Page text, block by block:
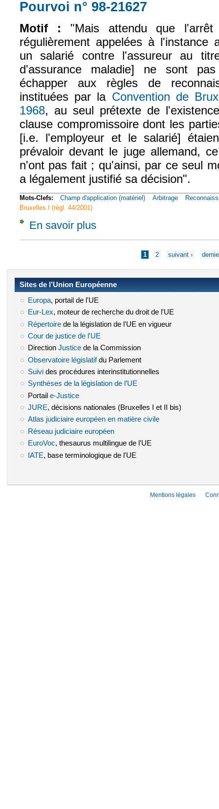
Pourvoi n° 98-21627
Motif : "Mais attendu que
régulièrement appelées à l'instance
un salarié contre l'assureur au
d'assurance maladie] ne sont
échapper aux règles de
instituées par la Convention de
1968 (le lien est externe)
, au seul prétexte de
clause compromissoire dont les
[i.e. l'employeur et le salarié]
prévaloir devant le juge allemand,
n'ont pas fait ; qu'ainsi, par ce seul
a légalement justifié sa décision".
Mots-Clefs: Champ d'application (matériel) Arbitrage
Bruxelles I (règl. 44/2001)
En savoir plus
1 2 suivant ›
Sites de l’Union Européenne
Europa(le lien est externe)
, portail de l'UE
Eur-Lex(le lien est externe)
, moteur de recherche du droit de l'UE
Répertoire(le lien est externe)
de la législation de l'UE en vigueur
Cour de justice de l'UE
Direction Justice(le lien est externe)
de la Commission
Observatoire législatif(le lien est externe)
du Parlement
Suivi(le lien est externe)
des procédures interinstitutionnelles
Synthèses de la législation de l’UE
Portail e-Justice(le lien est externe)
JURE(le lien est externe)
, décisions nationales (Bruxelles I et II bis)
Atlas judiciaire européen en matière civile(le lien est externe)
Réseau judiciaire européen(le lien est externe)
EuroVoc(le lien est externe)
, thesaurus multilingue de l'UE
IATE (le lien est externe)
, base terminologique de l'UE
Mentions légales